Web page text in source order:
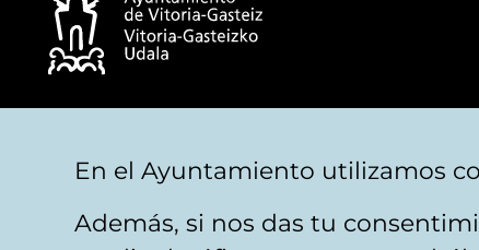
En el Ayuntamiento utilizamos
Además, si nos das tu